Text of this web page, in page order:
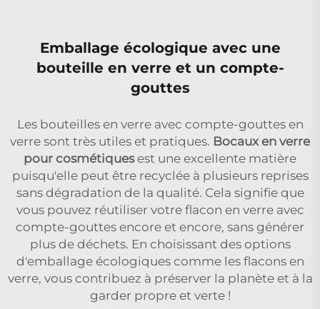
Emballage écologique avec une
bouteille en verre et un compte-
gouttes
Les bouteilles en verre avec compte-gouttes en
verre sont très utiles et pratiques. Bocaux en verre
pour cosmétiquesest une excellente matière
puisqu'elle peut être recyclée à plusieurs reprises
sans dégradation de la qualité. Cela signifie que
vous pouvez réutiliser votre flacon en verre avec
compte-gouttes encore et encore, sans générer
plus de déchets. En choisissant des options
d'emballage écologiques comme les flacons en
verre, vous contribuez à préserver la planète et à la
garder propre et verte !